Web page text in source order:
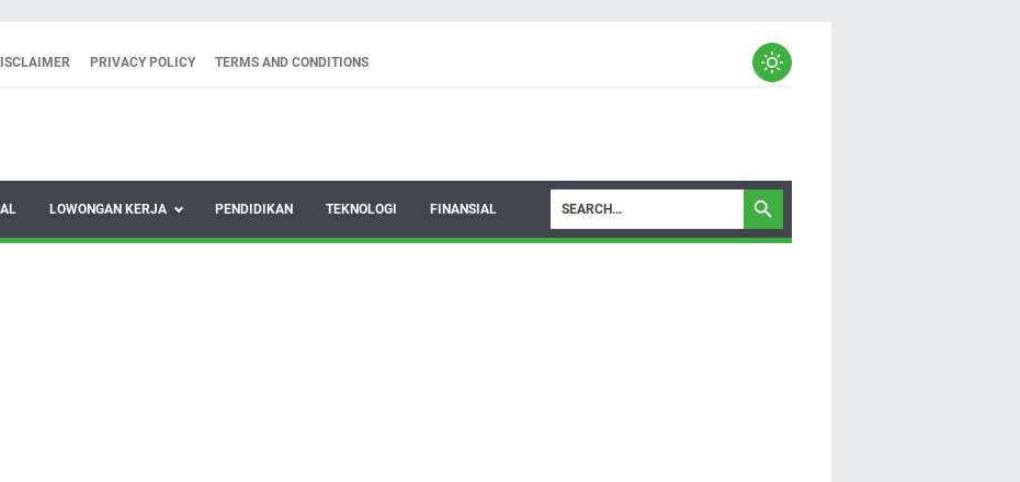
PRIVACY POLICY TERMS AND CONDITIONS
LOWONGAN KERJA PENDIDIKAN TEKNOLOGI FINANSIAL